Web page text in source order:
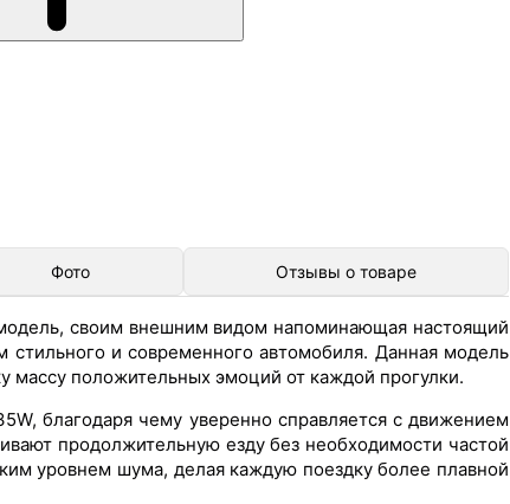
Фото Отзывы о товаре
своим внешним видом напоминающая настоящий
стильного и современного автомобиля. Данная модель
массу положительных эмоций от каждой прогулки.
благодаря чему уверенно справляется с движением
продолжительную езду без необходимости частой
уровнем шума, делая каждую поездку более плавной